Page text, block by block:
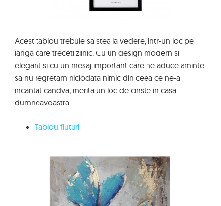
Acest tablou trebuie sa stea la vedere, intr-un loc pe
langa care treceti zilnic. Cu un design modern si
elegant si cu un mesaj important care ne aduce aminte
sa nu regretam niciodata nimic din ceea ce ne-a
incantat candva, merita un loc de cinste in casa
dumneavoastra.
Tablou fluturi